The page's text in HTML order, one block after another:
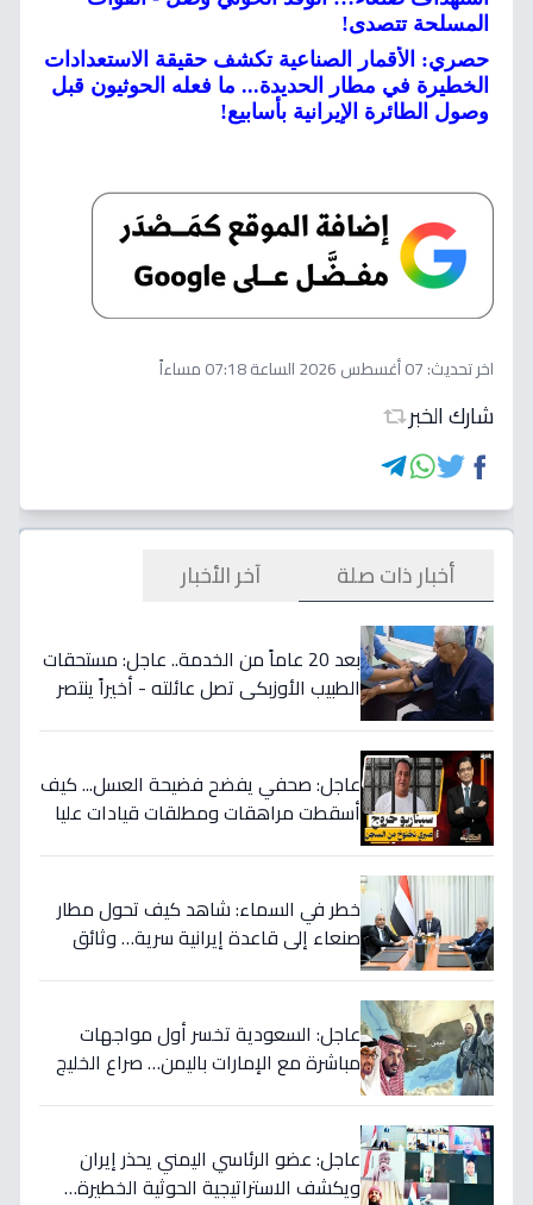
المسلحة تتصدى!
حصري: الأقمار الصناعية تكشف حقيقة الاستعدادات
الخطيرة في مطار الحديدة... ما فعله الحوثيون قبل
وصول الطائرة الإيرانية بأسابيع!
اخر تحديث:07 أغسطس 2026 الساعة 07:18 مساءاً
شارك الخبر
أخبار ذات صلة آخر الأخبار
بعد 20 عاماً من الخدمة.. عاجل: مستحقات
الطبيب الأوزبكي تصل عائلته - أخيراً ينتصر
عاجل: صحفي يفضح فضيحة العسل... كيف
أسقطت مراهقات ومطلقات قيادات عليا
خطر في السماء: شاهد كيف تحول مطار
صنعاء إلى قاعدة إيرانية سرية… وثائق
عاجل: السعودية تخسر أول مواجهات
مباشرة مع الإمارات باليمن… صراع الخليج
عاجل: عضو الرئاسي اليمني يحذر إيران
ويكشف الاستراتيجية الحوثية الخطيرة…